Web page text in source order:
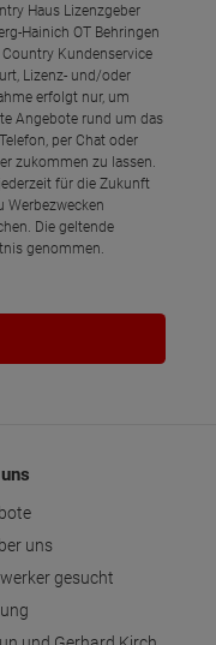
Haus Lizenzgeber
Hainich OT Behringen
Kundenservice
Lizenz- und/oder
erfolgt nur, um
Angebote rund um das
per Chat oder
zukommen zu lassen.
für die Zukunft
Werbezwecken
Die geltende
genommen.
uns
gesucht